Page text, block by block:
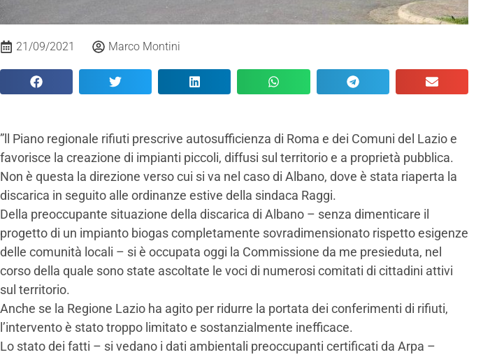
21/09/2021 Marco Montini
”ll Piano regionale rifiuti prescrive autosufficienza di Roma e dei Comuni del Lazio e
favorisce la creazione di impianti piccoli, diffusi sul territorio e a proprietà pubblica.
Non è questa la direzione verso cui si va nel caso di Albano, dove è stata riaperta la
discarica in seguito alle ordinanze estive della sindaca Raggi.
Della preoccupante situazione della discarica di Albano – senza dimenticare il
progetto di un impianto biogas completamente sovradimensionato rispetto esigenze
delle comunità locali – si è occupata oggi la Commissione da me presieduta, nel
corso della quale sono state ascoltate le voci di numerosi comitati di cittadini attivi
sul territorio.
Anche se la Regione Lazio ha agito per ridurre la portata dei conferimenti di rifiuti,
l’intervento è stato troppo limitato e sostanzialmente inefficace.
Lo stato dei fatti – si vedano i dati ambientali preoccupanti certificati da Arpa –